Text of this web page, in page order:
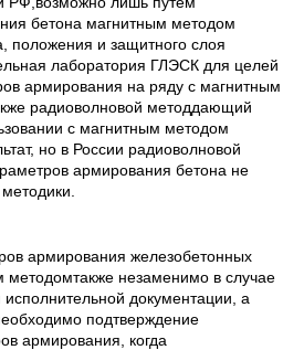
бетона магнитным методом
положения и защитного слоя
лаборатория ГЛЭСК для целей
армирования на ряду с магнитным
радиоволновой методдающий
с магнитным методом
но в России радиоволновой
армирования бетона не
армирования железобетонных
методомтакже незаменимо в случае
исполнительной документации, а
подтверждение
армирования, когда